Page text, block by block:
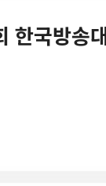
한국방송